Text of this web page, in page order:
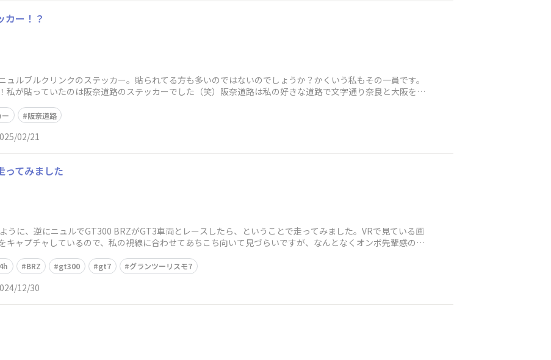
カー！？
ュルブルクリンクのステッカー。貼られてる方も多いのではないのでしょうか？かくいう私もその一員です。
私が貼っていたのは阪奈道路のステッカーでした（笑）阪奈道路は私の好きな道路で文字通り奈良と大阪を結
阪奈道路
02/21
ってみました
うに、逆にニュルでGT300 BRZがGT3車両とレースしたら、ということで走ってみました。VRで見ている画
キャプチャしているので、私の視線に合わせてあちこち向いて見づらいですが、なんとなくオンボ先輩感のあ
BRZ gt300 gt7 グランツーリスモ7
12/30